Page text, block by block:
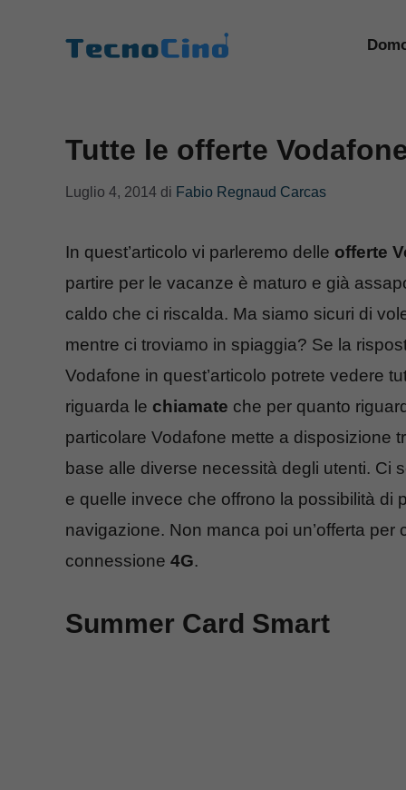
Tutte le offerte
Luglio 4, 2014 di Fabio Regnaud Carcas
In quest’articolo vi parleremo delle offerte
partire per le vacanze è maturo e già
caldo che ci riscalda. Ma siamo sicuri di
mentre ci troviamo in spiaggia? Se la
Vodafone in quest’articolo potrete vedere
riguarda le chiamate che per quanto
particolare Vodafone mette a disposizione
base alle diverse necessità degli utenti. Ci
e quelle invece che offrono la possibilità di
navigazione. Non manca poi un’offerta
connessione 4G.
Summer Card Smart